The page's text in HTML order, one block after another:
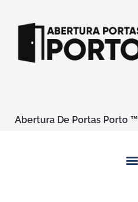
Abertura De Portas Porto ™